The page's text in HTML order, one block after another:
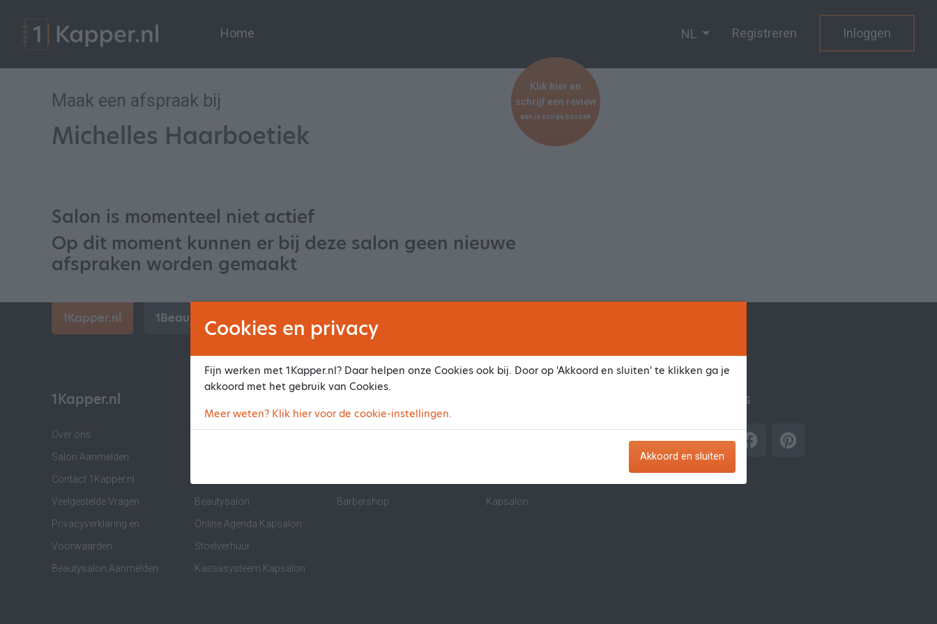
Home NL Registreren Inloggen
Maak een afspraak bij
Michelles Haarboetiek
Klik hier en
schrijf een review
van je vorige bezoek
Salon is momenteel niet actief
Op dit moment kunnen er bij deze salon geen nieuwe
afspraken worden gemaakt
1Kapper.nl 1BeautyAfspraak.nl
1Kapper.nl
Over ons
Salon Aanmelden
Contact 1Kapper.nl
Veelgestelde Vragen
Privacyverklaring en
Voorwaarden
Beautysalon Aanmelden
Beautysalon
Online Agenda Kapsalon
Stoelverhuur
Kassasysteem Kapsalon
Barbershop
Kapsalon
Volg ons
Cookies en privacy
Fijn werken met 1Kapper.nl? Daar helpen onze Cookies ook bij. Door op 'Akkoord en sluiten' te klikken ga je
akkoord met het gebruik van Cookies.
Meer weten? Klik hier voor de cookie-instellingen.
Akkoord en sluiten